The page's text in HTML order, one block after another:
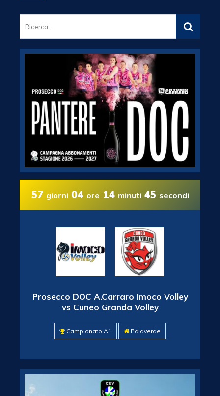
57 giorni 04 ore 14 minuti 44 secondi
Prosecco DOC A.Carraro Imoco Volley
vs Cuneo Granda Volley
Campionato A1 Palaverde